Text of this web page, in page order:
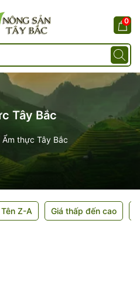
0
Tây Bắc
Ẩm thực Tây Bắc
Tên Z-A Giá thấp đến cao